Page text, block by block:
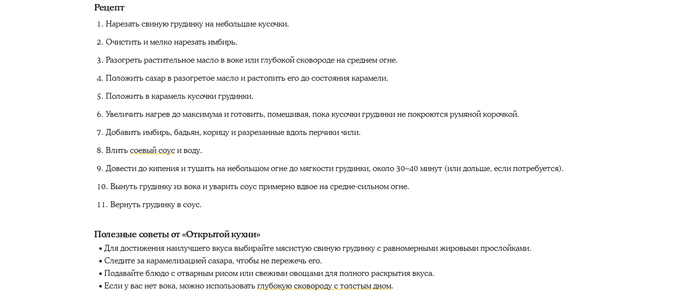
Рецепт
Нарезать свиную грудинку на небольшие кусочки.
Очистить и мелко нарезать имбирь.
Разогреть растительное масло в воке или глубокой сковороде на среднем огне.
Положить сахар в разогретое масло и растопить его до состояния карамели.
Положить в карамель кусочки грудинки.
Увеличить нагрев до максимума и готовить, помешивая, пока кусочки грудинки не покроются румяной корочкой.
Добавить имбирь, бадьян, корицу и разрезанные вдоль перчики чили.
Влитьсоевый соуси воду.
Довести до кипения и тушить на небольшом огне до мягкости грудинки, около 30–40 минут (или дольше, если потребуется).
Вынуть грудинку из вока и уварить соус примерно вдвое на средне-сильном огне.
Вернуть грудинку в соус.
Полезные советы от «Открытой кухни»
Для достижения наилучшего вкуса выбирайте мясистую свиную грудинку с равномерными жировыми прослойками.
Следите за карамелизацией сахара, чтобы не пережечь его.
Подавайте блюдо с отварным рисом или свежими овощами для полного раскрытия вкуса.
Если у вас нет вока, можно использоватьглубокую сковороду с толстым дном.